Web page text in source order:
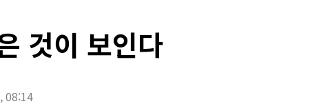
것이 보인다
08:14